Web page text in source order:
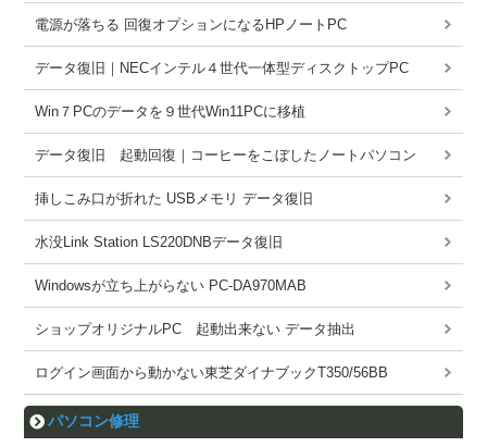
電源が落ちる 回復オプションになるHPノートPC
データ復旧｜NECインテル４世代一体型ディスクトップPC
Win７PCのデータを９世代Win11PCに移植
データ復旧 起動回復｜コーヒーをこぼしたノートパソコン
挿しこみ口が折れた USBメモリ データ復旧
水没Link Station LS220DNBデータ復旧
Windowsが立ち上がらない PC-DA970MAB
ショップオリジナルPC 起動出来ない データ抽出
ログイン画面から動かない東芝ダイナブックT350/56BB
パソコン修理